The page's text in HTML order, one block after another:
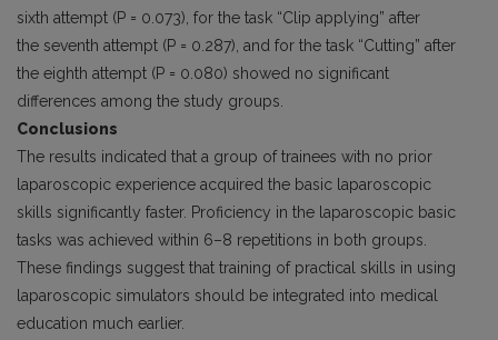
sixth attempt (P = 0.073), for the task “Clip applying” after
the seventh attempt (P = 0.287), and for the task “Cutting” after
the eighth attempt (P = 0.080) showed no significant
differences among the study groups.
Conclusions
The results indicated that a group of trainees with no prior
laparoscopic experience acquired the basic laparoscopic
skills significantly faster. Proficiency in the laparoscopic basic
tasks was achieved within 6–8 repetitions in both groups.
These findings suggest that training of practical skills in using
laparoscopic simulators should be integrated into medical
education much earlier.